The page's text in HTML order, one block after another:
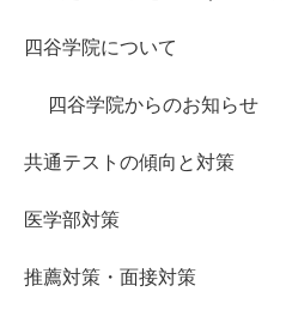
四谷学院について
四谷学院からのお知らせ
共通テストの傾向と対策
医学部対策
推薦対策・面接対策